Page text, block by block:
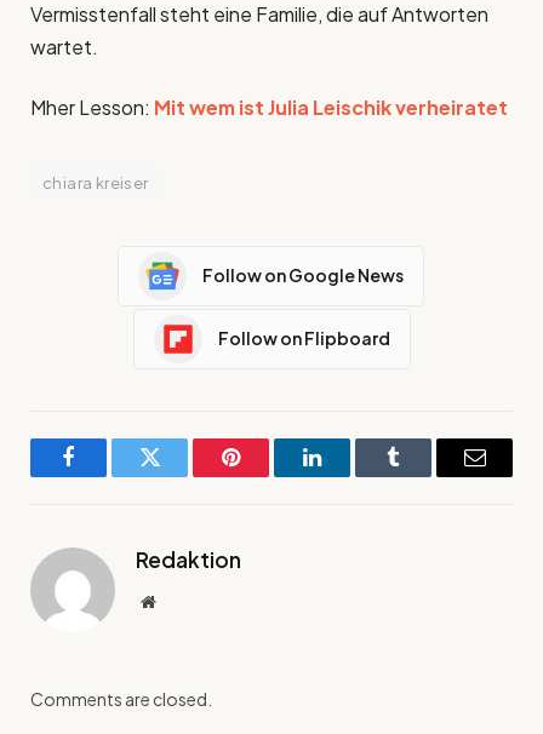
Vermisstenfall steht eine Familie, die auf Antworten
wartet.
Mher Lesson: Mit wem ist Julia Leischik verheiratet
chiara kreiser
Follow on Google News
Follow on Flipboard
FacebookTwitter Pinterest LinkedInTumblr Email
Redaktion
Website
Comments are closed.